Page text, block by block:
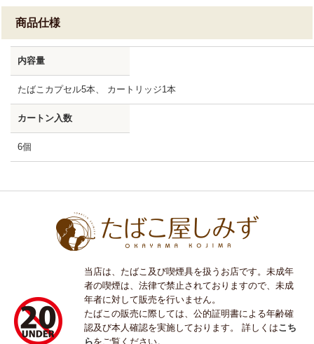
商品仕様
内容量
たばこカプセル5本、 カートリッジ1本
カートン入数
6個
当店は、たばこ及び喫煙具を扱うお店です。未成年
者の喫煙は、法律で禁止されておりますので、未成
年者に対して販売を行いません。
たばこの販売に際しては、公的証明書による年齢確
認及び本人確認を実施しております。 詳しくはこち
らをご覧ください。